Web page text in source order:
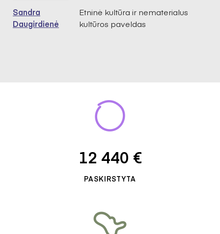
Sandra
Daugirdienė
Etninė kultūra ir nematerialus
kultūros paveldas
12 440 €
PASKIRSTYTA